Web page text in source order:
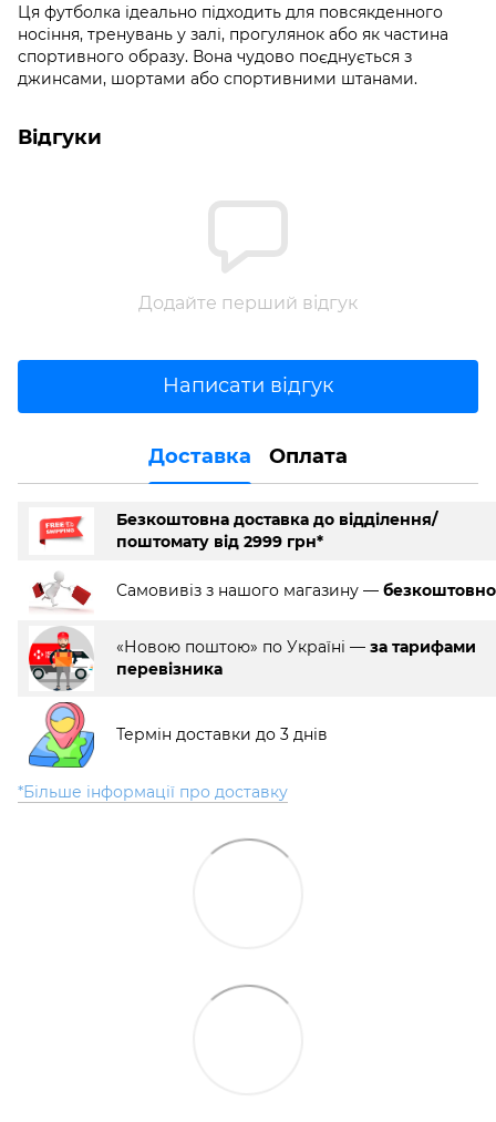
Ця футболка ідеально підходить для повсякденного
носіння, тренувань у залі, прогулянок або як частина
спортивного образу. Вона чудово поєднується з
джинсами, шортами або спортивними штанами.
Відгуки
Додайте перший відгук
Написати відгук
Доставка Оплата
Безкоштовна доставка до відділення/
поштомату від 2999 грн*
Самовивіз з нашого магазину — безкоштовно
«Новою поштою» по Україні — за тарифами
перевізника
Термін доставки до 3 днів
*Більше інформації про доставку